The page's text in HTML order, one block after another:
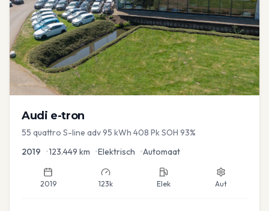
Audi e-tron
55 quattro S-line adv 95 kWh 408 Pk SOH 93%
2019 •123.449 km •Elektrisch •Automaat
2019 123k Elek Aut